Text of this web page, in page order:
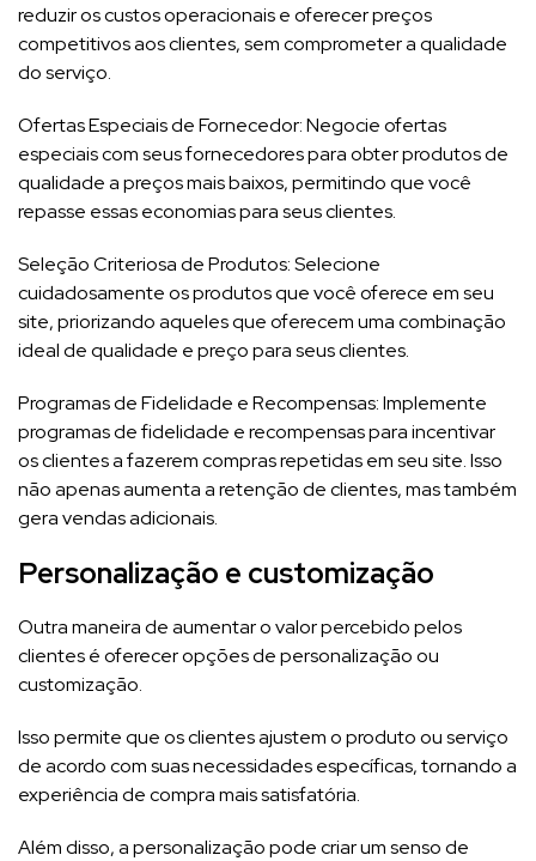
reduzir os custos operacionais e oferecer preços
competitivos aos clientes, sem comprometer a qualidade
do serviço.
Ofertas Especiais de Fornecedor: Negocie ofertas
especiais com seus fornecedores para obter produtos de
qualidade a preços mais baixos, permitindo que você
repasse essas economias para seus clientes.
Seleção Criteriosa de Produtos: Selecione
cuidadosamente os produtos que você oferece em seu
site, priorizando aqueles que oferecem uma combinação
ideal de qualidade e preço para seus clientes.
Programas de Fidelidade e Recompensas: Implemente
programas de fidelidade e recompensas para incentivar
os clientes a fazerem compras repetidas em seu site. Isso
não apenas aumenta a retenção de clientes, mas também
gera vendas adicionais.
Personalização e customização
Outra maneira de aumentar o valor percebido pelos
clientes é oferecer opções de personalização ou
customização.
Isso permite que os clientes ajustem o produto ou serviço
de acordo com suas necessidades específicas, tornando a
experiência de compra mais satisfatória.
Além disso, a personalização pode criar um senso de